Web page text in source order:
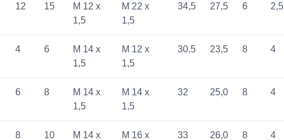
12 15
M 12 x
1,5
M 22 x
1,5
34,5 27,5 6 2,5
4 6
M 14 x
1,5
M 12 x
1,5
30,5 23,5 8 4
6 8
M 14 x
1,5
M 14 x
1,5
32 25,0 8 4
8 10 M 14 x M 16 x 33 26,0 8 4